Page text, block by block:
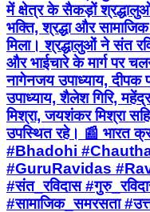
में क्षेत्र के सैकड़ों श्रद्धालुओं
भक्ति, श्रद्धा और
मिला। श्रद्धालुओं ने संत
और भाईचारे के मार्ग पर
नागेनजय उपाध्याय, दीपक
उपाध्याय, शैलेश गिरि,
मिश्रा, जयशंकर मिश्रा
उपस्थित रहे। 📰 भारत
#Bhadohi
#GuruRavidas
#संत_रविदास
#सामाजिक_समरसता